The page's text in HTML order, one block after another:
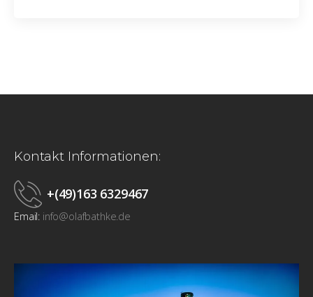
Kontakt Informationen:
+(49)163 6329467
Email: info@olafbathke.de